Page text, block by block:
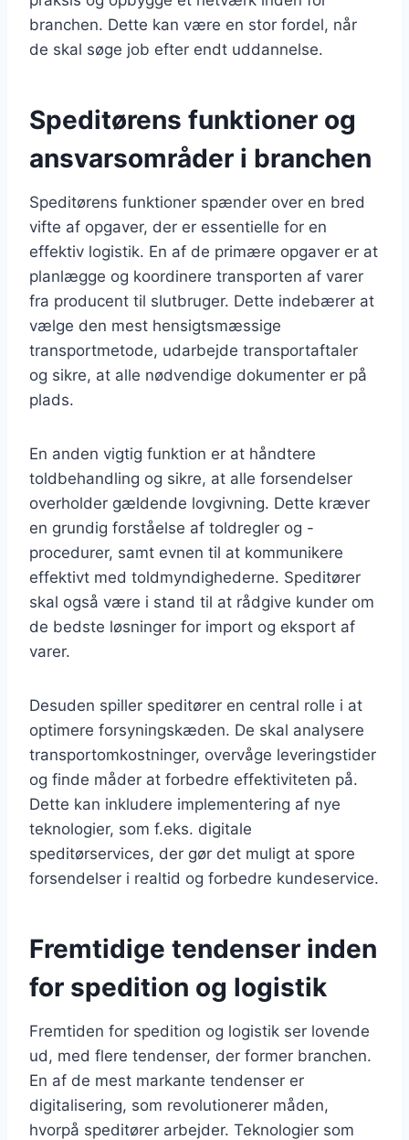
branchen. Dette kan være en stor fordel, når
de skal søge job efter endt uddannelse.
Speditørens funktioner og
ansvarsområder i branchen
Speditørens funktioner spænder over en bred
vifte af opgaver, der er essentielle for en
effektiv logistik. En af de primære opgaver er at
planlægge og koordinere transporten af varer
fra producent til slutbruger. Dette indebærer at
vælge den mest hensigtsmæssige
transportmetode, udarbejde transportaftaler
og sikre, at alle nødvendige dokumenter er på
plads.
En anden vigtig funktion er at håndtere
toldbehandling og sikre, at alle forsendelser
overholder gældende lovgivning. Dette kræver
en grundig forståelse af toldregler og -
procedurer, samt evnen til at kommunikere
effektivt med toldmyndighederne. Speditører
skal også være i stand til at rådgive kunder om
de bedste løsninger for import og eksport af
varer.
Desuden spiller speditører en central rolle i at
optimere forsyningskæden. De skal analysere
transportomkostninger, overvåge leveringstider
og finde måder at forbedre effektiviteten på.
Dette kan inkludere implementering af nye
teknologier, som f.eks. digitale
speditørservices, der gør det muligt at spore
forsendelser i realtid og forbedre kundeservice.
Fremtidige tendenser inden
for spedition og logistik
Fremtiden for spedition og logistik ser lovende
ud, med flere tendenser, der former branchen.
En af de mest markante tendenser er
digitalisering, som revolutionerer måden,
hvorpå speditører arbejder. Teknologier som